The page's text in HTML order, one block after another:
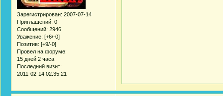
Зарегистрирован: 2007-07-14
Приглашений: 0
Сообщений: 2946
Уважение: [+6/-0]
Позитив: [+9/-0]
Провел на форуме:
15 дней 2 часа
Последний визит:
2011-02-14 02:35:21